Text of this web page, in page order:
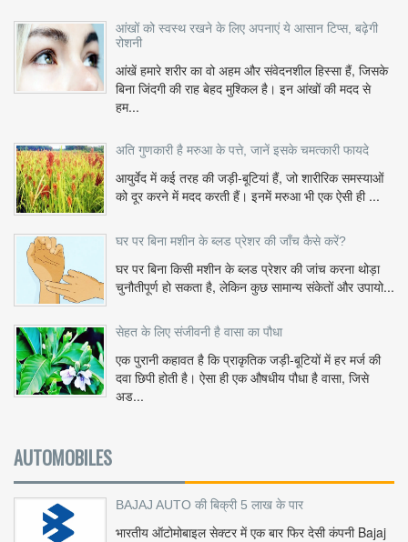
आंखों को स्वस्थ रखने के लिए अपनाएं ये आसान टिप्स, बढ़ेगी
रोशनी
आंखें हमारे शरीर का वो अहम और संवेदनशील हिस्सा हैं, जिसके
बिना जिंदगी की राह बेहद मुश्किल है। इन आंखों की मदद से
हम...
अति गुणकारी है मरुआ के पत्ते, जानें इसके चमत्कारी फायदे
आयुर्वेद में कई तरह की जड़ी-बूटियां हैं, जो शारीरिक समस्याओं
को दूर करने में मदद करती हैं। इनमें मरुआ भी एक ऐसी ही ...
घर पर बिना मशीन के ब्लड प्रेशर की जाँच कैसे करें?
घर पर बिना किसी मशीन के ब्लड प्रेशर की जांच करना थोड़ा
चुनौतीपूर्ण हो सकता है, लेकिन कुछ सामान्य संकेतों और उपायो...
सेहत के लिए संजीवनी है वासा का पौधा
एक पुरानी कहावत है कि प्राकृतिक जड़ी-बूटियों में हर मर्ज की
दवा छिपी होती है। ऐसा ही एक औषधीय पौधा है वासा, जिसे
अड...
AUTOMOBILES
BAJAJ AUTO की बिक्री 5 लाख के पार
भारतीय ऑटोमोबाइल सेक्टर में एक बार फिर देसी कंपनी Bajaj